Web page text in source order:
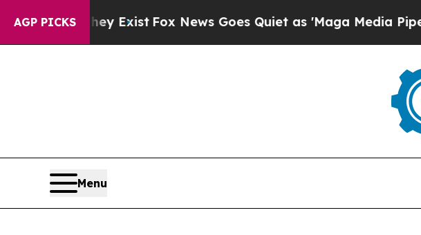
AGP PICKS
They ExistFox News Goes Quiet as 'Maga Media Pipeline'
Menu